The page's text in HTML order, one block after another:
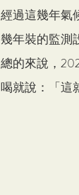
經過這幾年氣
幾年裝的監測
總的來說，
喝就說：「這